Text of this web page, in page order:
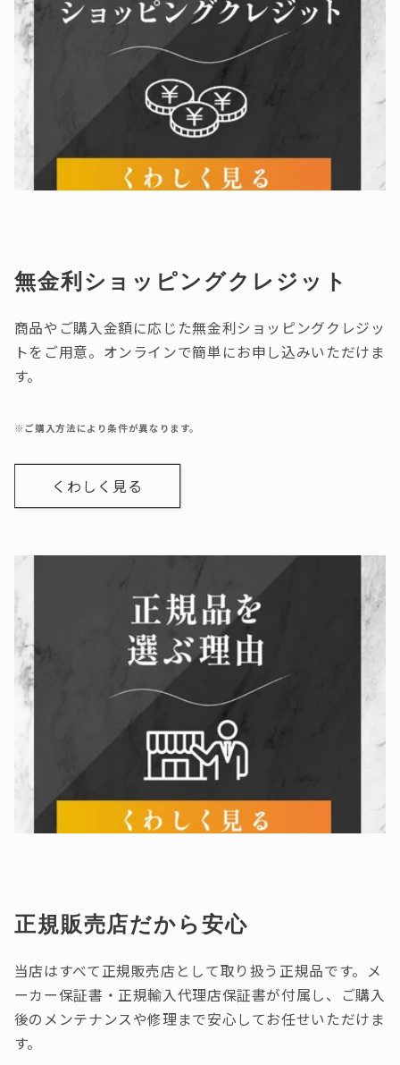
無金利ショッピングクレジット
商品やご購入金額に応じた無金利ショッピングクレジッ
トをご用意。オンラインで簡単にお申し込みいただけま
す。
※ご購入方法により条件が異なります。
くわしく見る
正規販売店だから安心
当店はすべて正規販売店として取り扱う正規品です。メ
ーカー保証書・正規輸入代理店保証書が付属し、ご購入
後のメンテナンスや修理まで安心してお任せいただけま
す。